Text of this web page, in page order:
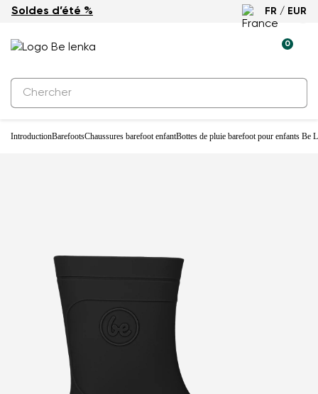
Soldes d’été % FR / EUR
0
IntroductionBarefootsChaussures barefoot enfantBottes de pluie barefoot pour enfants Be